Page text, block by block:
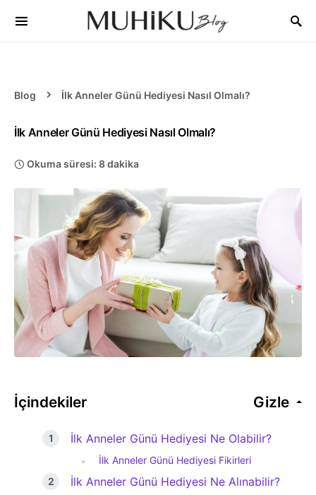
Blog İlk Anneler Günü Hediyesi Nasıl Olmalı?
İlk Anneler Günü Hediyesi Nasıl Olmalı?
Okuma süresi: 8 dakika
İçindekiler Gizle
İlk Anneler Günü Hediyesi Ne Olabilir?
İlk Anneler Günü Hediyesi Fikirleri
İlk Anneler Günü Hediyesi Ne Alınabilir?